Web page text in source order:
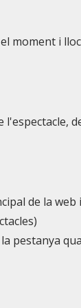
moment i
de la
pestanya